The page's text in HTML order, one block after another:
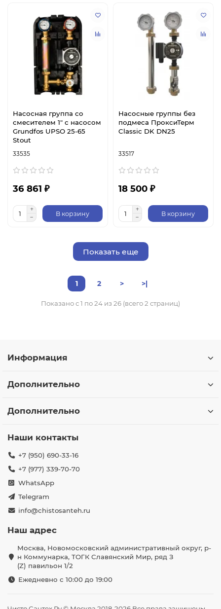
Насосная группа со
смесителем 1" с насосом
Grundfos UPSO 25-65
Stout
33535
36 861 ₽
В корзину
Насосные группы без
подмеса ПроксиТерм
Classic DK DN25
33517
18 500 ₽
В корзину
Показать еще
1 2 > >|
Показано с 1 по 24 из 26 (всего 2 страниц)
Информация
Дополнительно
Дополнительно
Наши контакты
+7 (950) 690-33-16
+7 (977) 339-70-70
WhatsApp
Telegram
info@chistosanteh.ru
Наш адрес
Москва, Новомосковский административный округ, р-
н Коммунарка, ТОГК Славянский Мир, ряд З
(Z) павильон 1/2
Ежедневно с 10:00 до 19:00